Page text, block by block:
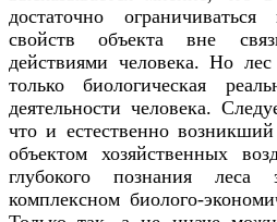
достаточно
свойств объекта вне
действиями человека. Но
только биологическая
деятельности человека.
что и естественно
объектом хозяйственных
глубокого познания
комплексном биолого-